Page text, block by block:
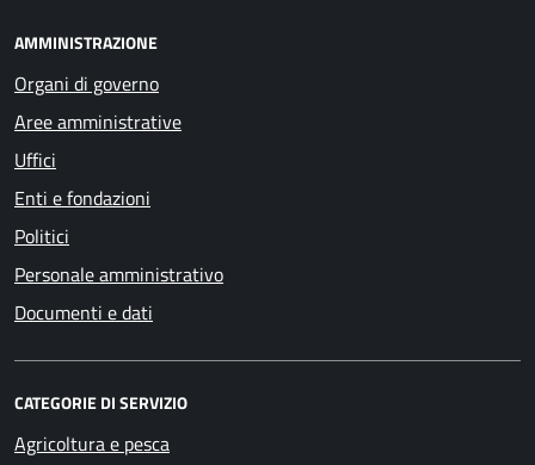
AMMINISTRAZIONE
Organi di governo
Aree amministrative
Uffici
Enti e fondazioni
Politici
Personale amministrativo
Documenti e dati
CATEGORIE DI SERVIZIO
Agricoltura e pesca